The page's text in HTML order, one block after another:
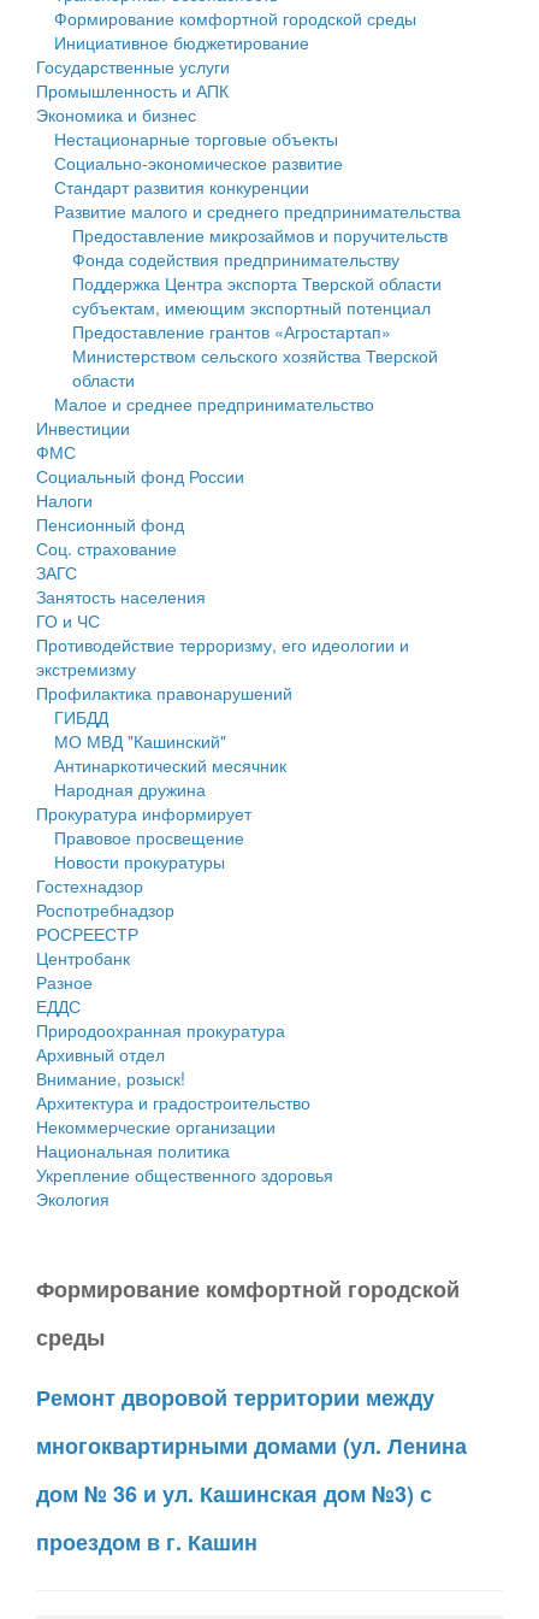
Государственные услуги
Промышленность и АПК
Экономика и бизнес
Символика
Устав
Гостям округа
Туризм
Культура
Образование
Здравоохранение
Социальная защита
Фотоальбом
муниципального округа Тверской области
Администрация Кашинского муниципального округа
Тверской области
Управление сельскими территориями
Открытые данные
Работа с обращениями граждан
Муниципальный контроль
Муниципальные услуги
Проекты административных регламентов
Антимонопольный комплаенс
Противодействие коррупции
Финансовое управление
Бюджет для граждан
Имущество
Выявление правообладателей ранее учтенных
объектов недвижимости
Имущественная поддержка субъектов малого и
среднего предпринимательства
Информационная поддержка субъектов малого и
среднего предпринимательства
Муниципальные программы
Контрольно-счетная палата
Персональные данные
Оценка регулирующего воздействия
Деятельность МУ
Нормативы градостроительного проектирования
Правила землепользования и застройки
Генеральные планы
Проекты планировки территории
Собрание депутатов
Городское поселение
Сельские поселения
Формирование комфортной городской среды
Инициативное бюджетирование
Государственные услуги
Промышленность и АПК
Экономика и бизнес
Нестационарные торговые объекты
Социально-экономическое развитие
Стандарт развития конкуренции
Развитие малого и среднего предпринимательства
Предоставление микрозаймов и поручительств
Фонда содействия предпринимательству
Поддержка Центра экспорта Тверской области
субъектам, имеющим экспортный потенциал
Предоставление грантов «Агростартап»
Министерством сельского хозяйства Тверской
области
Малое и среднее предпринимательство
Инвестиции
ФМС
Социальный фонд России
Налоги
Пенсионный фонд
Соц. страхование
ЗАГС
Занятость населения
ГО и ЧС
Противодействие терроризму, его идеологии и
экстремизму
Профилактика правонарушений
ГИБДД
МО МВД "Кашинский"
Антинаркотический месячник
Народная дружина
Прокуратура информирует
Правовое просвещение
Новости прокуратуры
Гостехнадзор
Роспотребнадзор
РОСРЕЕСТР
Центробанк
Разное
ЕДДС
Природоохранная прокуратура
Архивный отдел
Внимание, розыск!
Архитектура и градостроительство
Некоммерческие организации
Национальная политика
Укрепление общественного здоровья
Экология
Формирование комфортной городской
среды
Ремонт дворовой территории между
многоквартирными домами (ул. Ленина
дом № 36 и ул. Кашинская дом №3) с
проездом в г. Кашин